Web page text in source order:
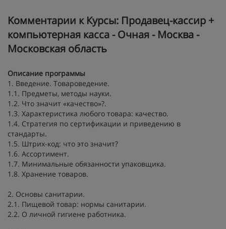
Kомментарии к Курсы: Продавец-кассир +
компьютерная касса - Очная - Москва -
Московская область
Описание программы
1. Введение. Товароведение.
1.1. Предметы, методы науки.
1.2. Что значит «качество»?.
1.3. Характеристика любого товара: качество.
1.4. Стратегия по сертификации и приведению в
стандарты.
1.5. Штрих-код: что это значит?
1.6. Ассортимент.
1.7. Минимальные обязанности упаковщика.
1.8. Хранение товаров.
2. Основы санитарии.
2.1. Пищевой товар: нормы санитарии.
2.2. О личной гигиене работника.